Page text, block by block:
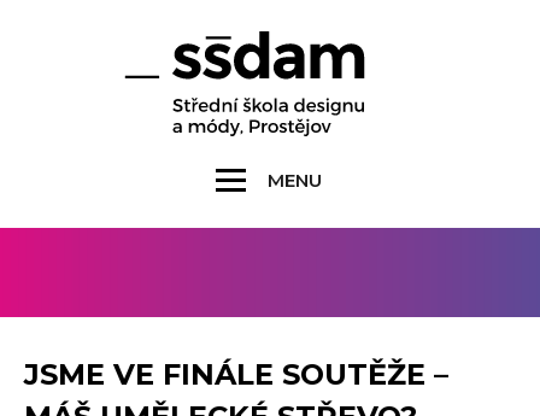
MENU
JSME VE FINÁLE SOUTĚŽE –